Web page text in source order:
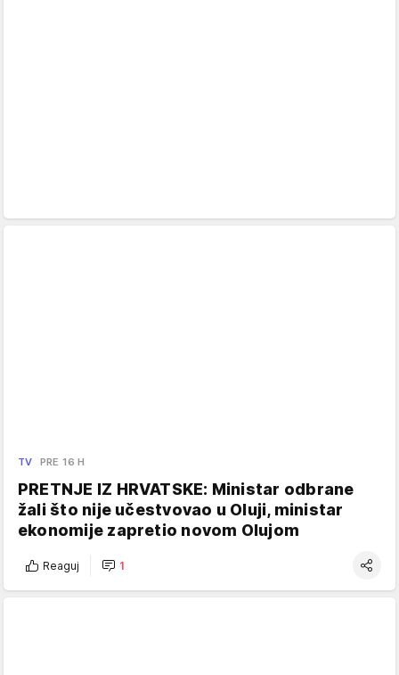
TV PRE 16 H
PRETNJE IZ HRVATSKE: Ministar odbrane
žali što nije učestvovao u Oluji, ministar
ekonomije zapretio novom Olujom
Reaguj 1